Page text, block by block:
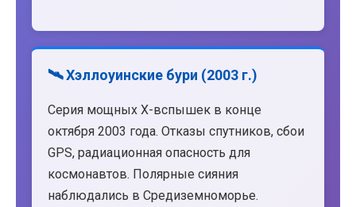
🛰️ Хэллоуинские бури (2003 г.)
Серия мощных X-вспышек в конце
октября 2003 года. Отказы спутников, сбои
GPS, радиационная опасность для
космонавтов. Полярные сияния
наблюдались в Средиземноморье.